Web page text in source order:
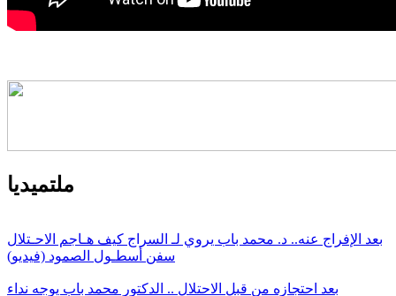
ملتميديا
بعد الإفراج عنه.. د. محمد باب يروي لـ السراج كيف هـاجم الاحـتلال
سفن أسطـول الصمود (فيديو)
بعد احتجازه من قبل الاحتلال .. الدكتور محمد باب يوجه نداء